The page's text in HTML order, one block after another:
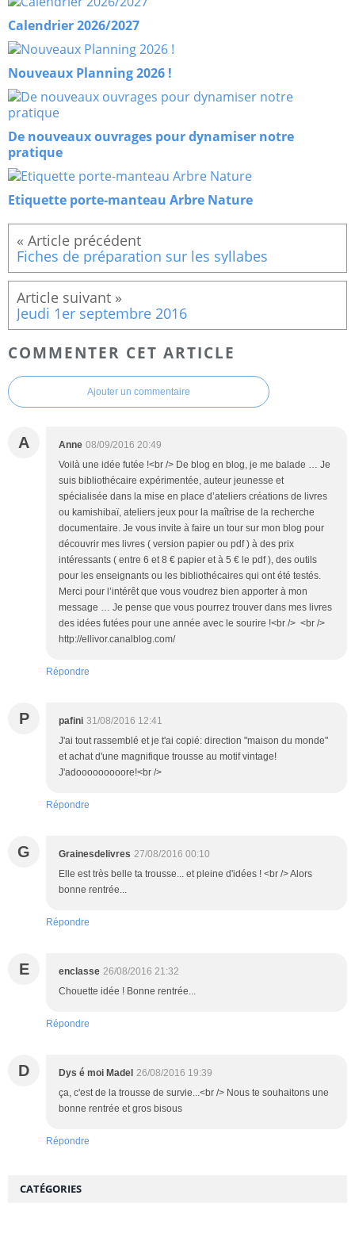
Calendrier 2026/2027
Nouveaux Planning 2026 !
De nouveaux ouvrages pour dynamiser notre
pratique
Etiquette porte-manteau Arbre Nature
Fiches de préparation sur les syllabes
Jeudi 1er septembre 2016
COMMENTER CET ARTICLE
Ajouter un commentaire
A Anne 08/09/2016 20:49
Voilà une idée futée !<br /> De blog en blog, je me balade … Je
suis bibliothécaire expérimentée, auteur jeunesse et
spécialisée dans la mise en place d’ateliers créations de livres
ou kamishibaï, ateliers jeux pour la maîtrise de la recherche
documentaire. Je vous invite à faire un tour sur mon blog pour
découvrir mes livres ( version papier ou pdf ) à des prix
intéressants ( entre 6 et 8 € papier et à 5 € le pdf ), des outils
pour les enseignants ou les bibliothécaires qui ont été testés.
Merci pour l’intérêt que vous voudrez bien apporter à mon
message … Je pense que vous pourrez trouver dans mes livres
des idées futées pour une année avec le sourire !<br /> <br />
http://ellivor.canalblog.com/
Répondre
P pafini 31/08/2016 12:41
J'ai tout rassemblé et je t'ai copié: direction "maison du monde"
et achat d'une magnifique trousse au motif vintage!
J'adooooooooore!<br />
Répondre
G Grainesdelivres 27/08/2016 00:10
Elle est très belle ta trousse... et pleine d'idées ! <br /> Alors
bonne rentrée...
Répondre
E enclasse 26/08/2016 21:32
Chouette idée ! Bonne rentrée...
Répondre
D Dys é moi Madel 26/08/2016 19:39
ça, c'est de la trousse de survie...<br /> Nous te souhaitons une
bonne rentrée et gros bisous
Répondre
CATÉGORIES